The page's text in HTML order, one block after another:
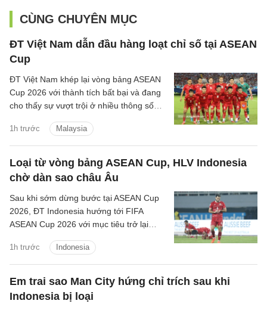
CÙNG CHUYÊN MỤC
ĐT Việt Nam dẫn đầu hàng loạt chỉ số tại ASEAN
Cup
1h trước Malaysia
ĐT Việt Nam khép lại vòng bảng ASEAN
Cup 2026 với thành tích bất bại và đang
cho thấy sự vượt trội ở nhiều thông số
Malaysia tại bán kết.
Loại từ vòng bảng ASEAN Cup, HLV Indonesia
chờ dàn sao châu Âu
1h trước Indonesia
Sau khi sớm dừng bước tại ASEAN Cup
2026, ĐT Indonesia hướng tới FIFA
ASEAN Cup 2026 với mục tiêu trở lại
Em trai sao Man City hứng chỉ trích sau khi
Indonesia bị loại